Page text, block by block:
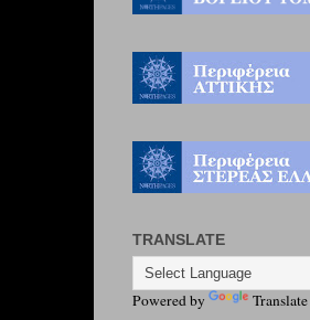
TRANSLATE
Powered by Translate